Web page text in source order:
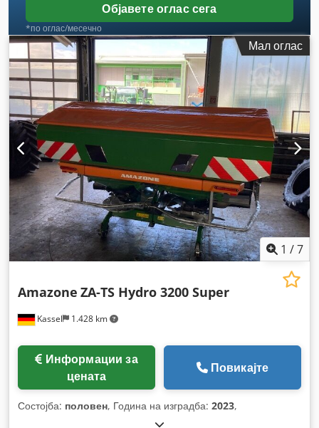
Објавете оглас сега
*по оглас/месечно
Мал оглас
1 /7
Kassel 1.428 km
Amazone ZA-TS Hydro 3200 Super
цената
Повикајте
Состојба: половен, Година на изградба: 2023,